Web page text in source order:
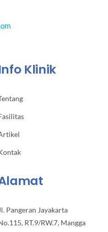
Klinik
Pangeran Jayakarta
RT.9/RW.7, Mangga